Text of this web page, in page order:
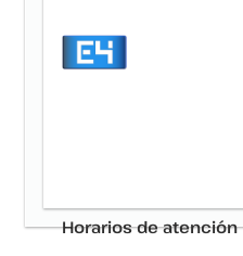
Horarios de atención